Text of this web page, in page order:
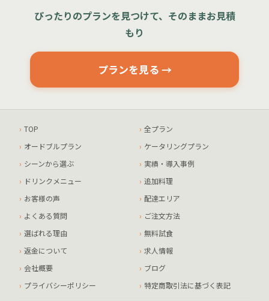
ぴったりのプランを見つけて、そのままお見積
もり
プランを見る →
TOP
全プラン
オードブルプラン
ケータリングプラン
シーンから選ぶ
実績・導入事例
ドリンクメニュー
追加料理
お客様の声
配達エリア
よくある質問
ご注文方法
選ばれる理由
無料試食
返金について
求人情報
会社概要
ブログ
プライバシーポリシー
特定商取引法に基づく表記